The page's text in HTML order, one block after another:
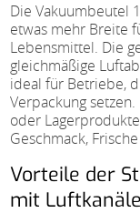
Die Vakuumbeutel
etwas mehr Breite
Lebensmittel. Die
gleichmäßige
ideal für Betriebe,
Verpackung
oder
Geschmack,
Vorteile der
mit